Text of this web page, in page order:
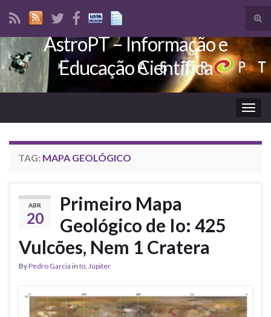
Search for:
AstroPT – Informação e
Educação Científica
TAG: MAPA GEOLÓGICO
ABR
20
Primeiro Mapa
Geológico de Io: 425
Vulcões, Nem 1 Cratera
ByPedro Garcia in Io, Júpiter